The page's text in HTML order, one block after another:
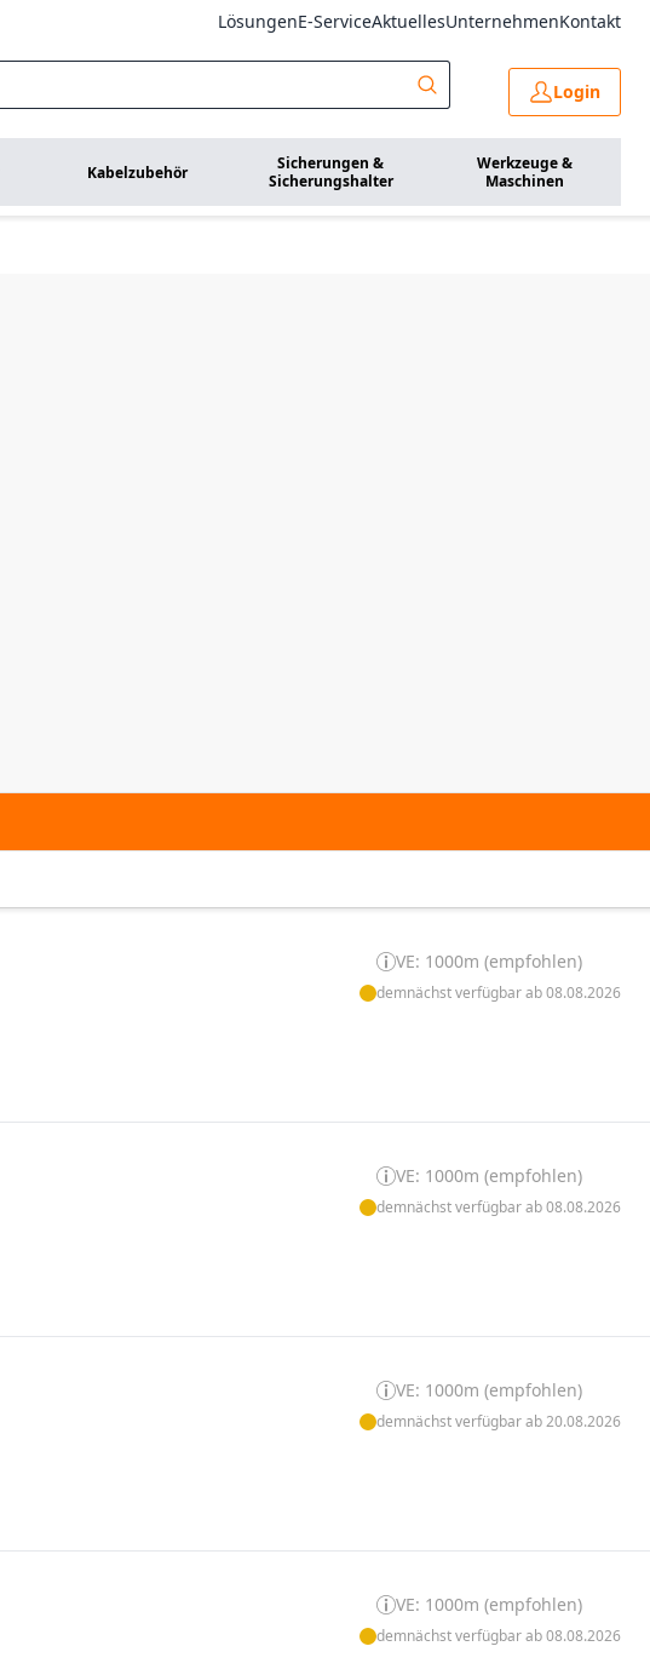
LösungenE-ServiceAktuellesUnternehmenKontakt
Login
Kabelzubehör
Sicherungen &
Sicherungshalter
Werkzeuge &
Maschinen
VE: 1000m (empfohlen)
demnächst verfügbar ab 08.08.2026
VE: 1000m (empfohlen)
demnächst verfügbar ab 08.08.2026
VE: 1000m (empfohlen)
demnächst verfügbar ab 20.08.2026
VE: 1000m (empfohlen)
demnächst verfügbar ab 08.08.2026